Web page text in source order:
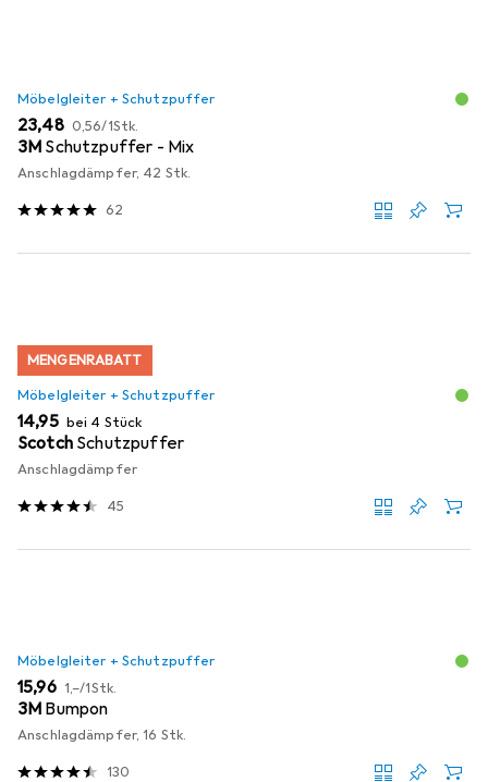
Möbelgleiter + Schutzpuffer
EUR
23,48 EUR
0,56/1Stk.
3M Schutzpuffer - Mix
Anschlagdämpfer, 42 Stk.
62
MENGENRABATT
Möbelgleiter + Schutzpuffer
EUR
14,95 bei 4 Stück
Scotch Schutzpuffer
Anschlagdämpfer
45
Möbelgleiter + Schutzpuffer
EUR
15,96 EUR
1,–/1Stk.
3M Bumpon
Anschlagdämpfer, 16 Stk.
130